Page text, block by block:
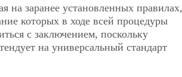
на заранее установленных правилах,
которых в ходе всей процедуры
с заключением, поскольку
на универсальный стандарт